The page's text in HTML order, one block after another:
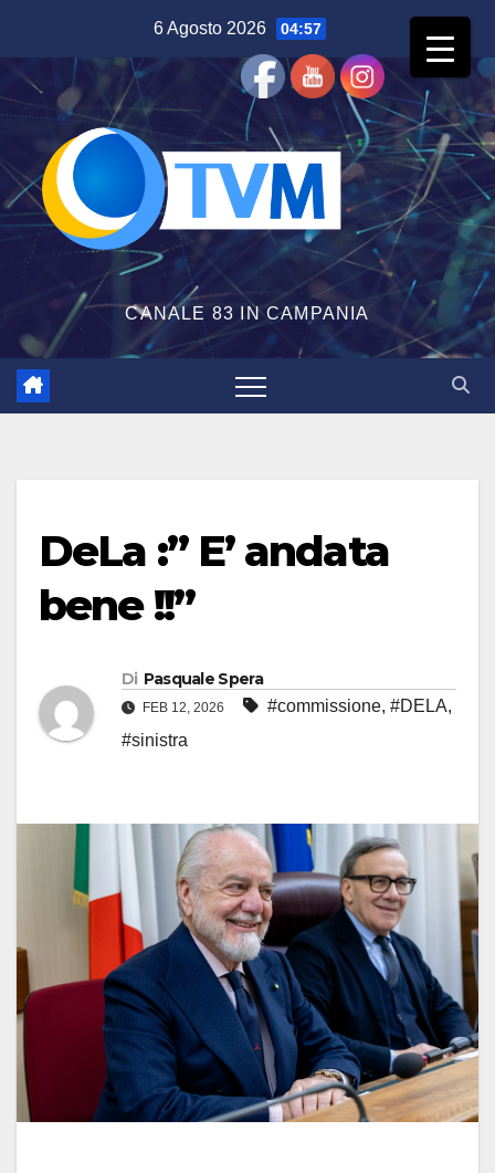
contenuto
6 Agosto 2026 04:57
CANALE 83 IN CAMPANIA
DeLa :” E’ andata
bene !!”
Di Pasquale Spera
FEB 12, 2026 #commissione, #DELA,
#sinistra